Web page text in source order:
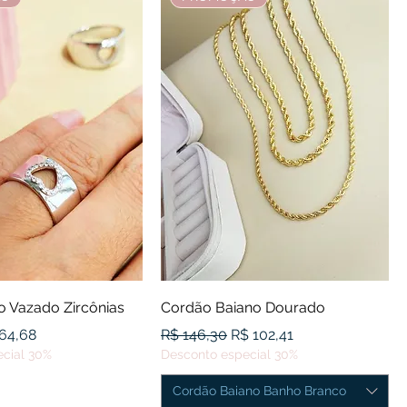
rápida
Vazado Zircônias
promocional
30%
Visualização rápida
Cordão Baiano Dourado
Preço normal
R$ 146,30 Preço promocional
R$ 102,41
Desconto especial 30%
Cordão Baiano Banho Branco